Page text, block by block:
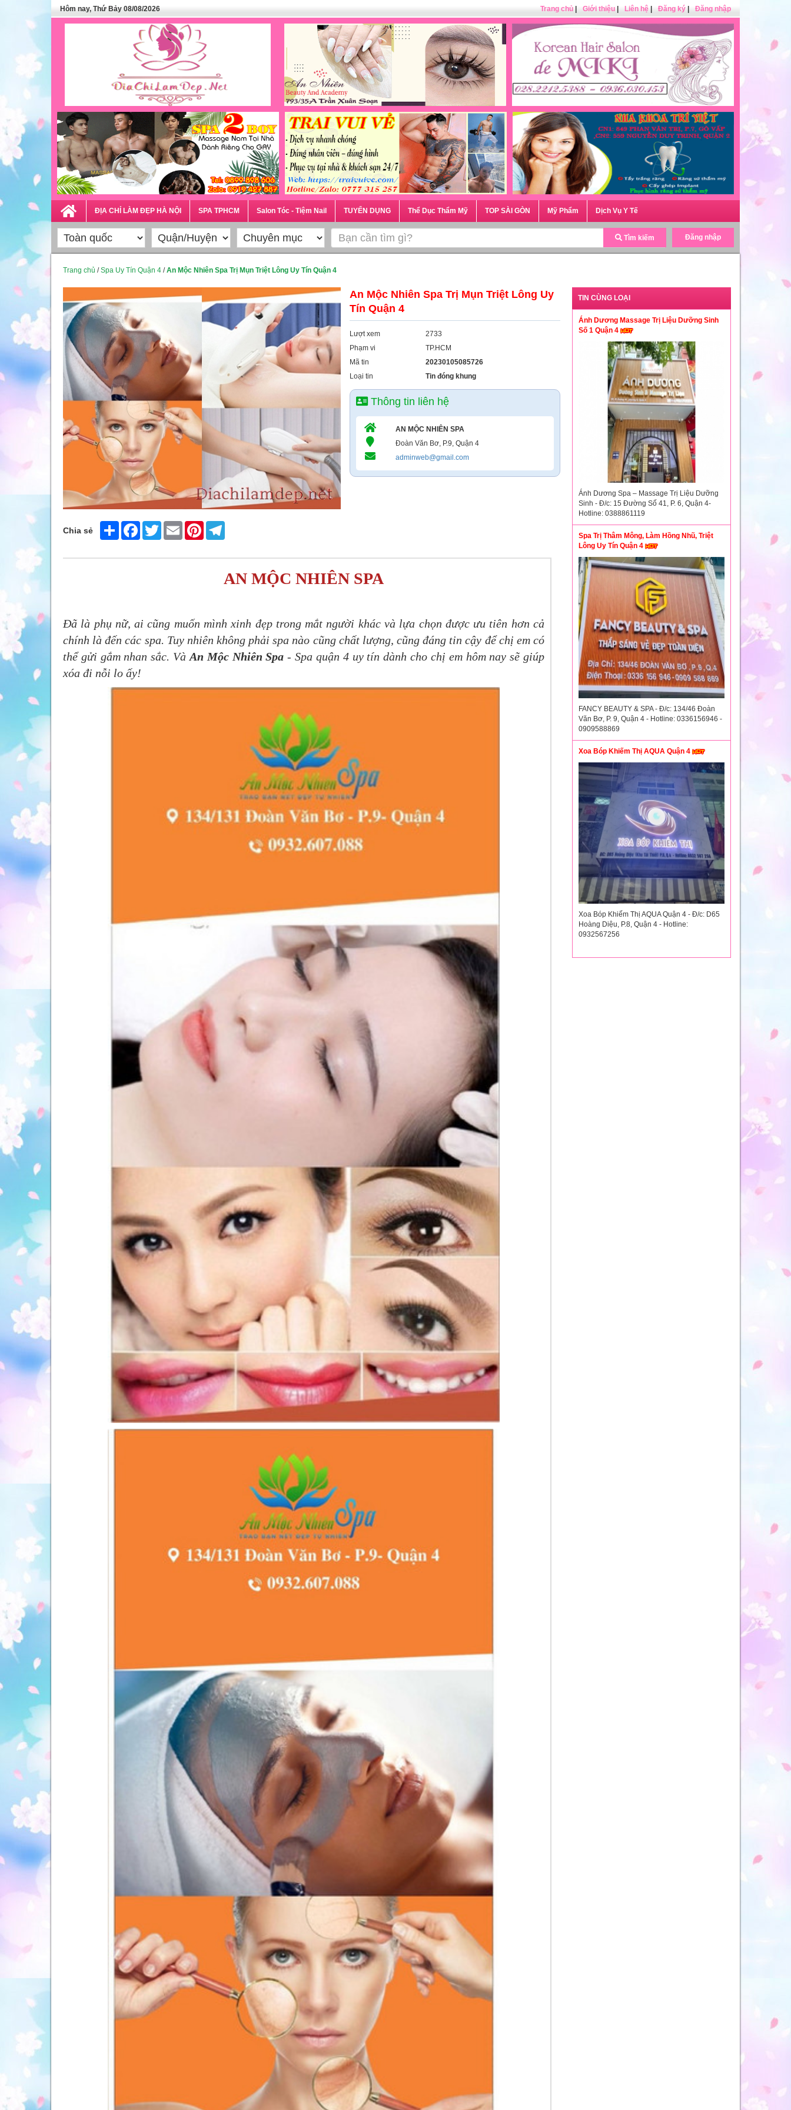
Hôm nay, Thứ Bảy 08/08/2026 Trang chủ Giới thiệu Liên hệ Đăng ký Đăng nhập
ĐỊA CHỈ LÀM ĐẸP HÀ NỘI SPA TPHCM Salon Tóc - Tiệm Nail TUYỂN DỤNG Thể Dục Thẩm Mỹ TOP SÀI GÒN Mỹ Phẩm Dịch Vụ Y Tế
Tìm kiếm Đăng nhập
Trang chủ /Spa Uy Tín Quận 4 /An Mộc Nhiên Spa Trị Mụn Triệt Lông Uy Tín Quận 4
Chia sẻ Share FacebookTwitter Email Pinterest
An Mộc Nhiên Spa Trị Mụn Triệt Lông Uy
Tín Quận 4
Lượt xem
2733
Phạm vi
TP.HCM
Mã tin
20230105085726
Loại tin
Tin đóng khung
Thông tin liên hệ
AN MỘC NHIÊN SPA
Đoàn Văn Bơ, P.9, Quận 4
adminweb@gmail.com
AN MỘC NHIÊN SPA
Đã là phụ nữ, ai cũng muốn mình xinh đẹp trong mắt người khác và lựa chọn được ưu tiên hơn cả
chính là đến các spa. Tuy nhiên không phải spa nào cũng chất lượng, cũng đáng tin cậy để chị em có
thể gửi gắm nhan sắc. Và An Mộc Nhiên Spa- Spa quận 4 uy tín dành cho chị em hôm nay sẽ giúp
xóa đi nỗi lo ấy!
TIN CÙNG LOẠI
Ánh Dương Massage Trị Liệu Dưỡng Sinh
Số 1 Quận 4
Ánh Dương Spa – Massage Trị Liệu Dưỡng
Sinh - Đ/c: 15 Đường Số 41, P. 6, Quận 4-
Hotline: 0388861119
Spa Trị Thâm Mông, Làm Hồng Nhũ, Triệt
Lông Uy Tín Quận 4
FANCY BEAUTY & SPA - Đ/c: 134/46 Đoàn
Văn Bơ, P. 9, Quận 4 - Hotline: 0336156946 -
0909588869
Xoa Bóp Khiếm Thị AQUA Quận 4
Xoa Bóp Khiếm Thị AQUA Quận 4 - Đ/c: D65
Hoàng Diệu, P.8, Quận 4 - Hotline:
0932567256